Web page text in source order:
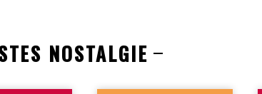
NOSTALGIE